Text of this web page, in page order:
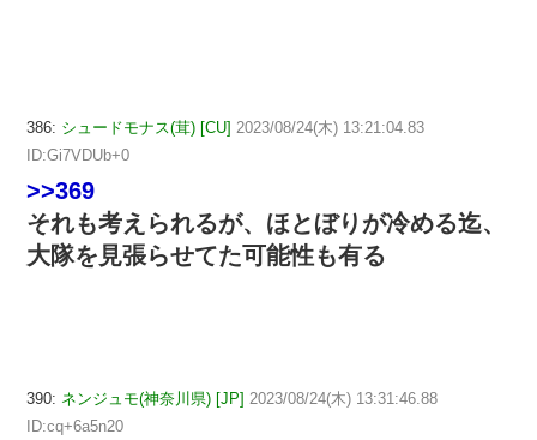
386: シュードモナス(茸) [CU] 2023/08/24(木) 13:21:04.83
ID:Gi7VDUb+0
>>369
それも考えられるが、ほとぼりが冷める迄、
大隊を見張らせてた可能性も有る
390: ネンジュモ(神奈川県) [JP] 2023/08/24(木) 13:31:46.88
ID:cq+6a5n20